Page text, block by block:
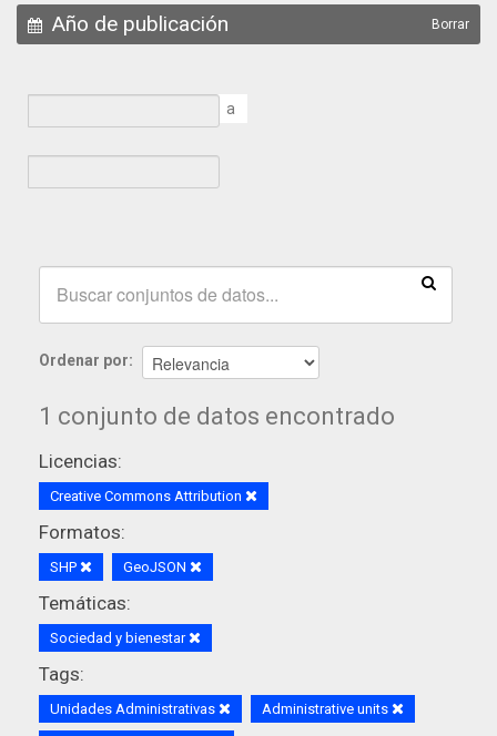
Año de publicación Borrar
a
Ordenar por
1 conjunto de datos encontrado
Licencias:
Creative Commons Attribution
Formatos:
SHP GeoJSON
Temáticas:
Sociedad y bienestar
Tags:
Unidades Administrativas Administrative units